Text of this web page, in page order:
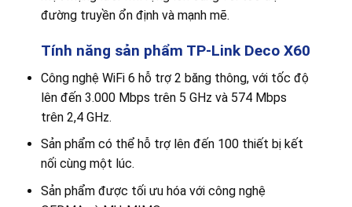
đường truyền ổn định và mạnh mẽ.
Tính năng sản phẩm TP-Link Deco X60
Công nghệ WiFi 6 hỗ trợ 2 băng thông, với tốc độ
lên đến 3.000 Mbps trên 5 GHz và 574 Mbps
trên 2,4 GHz.
Sản phẩm có thể hỗ trợ lên đến 100 thiết bị kết
nối cùng một lúc.
Sản phẩm được tối ưu hóa với công nghệ